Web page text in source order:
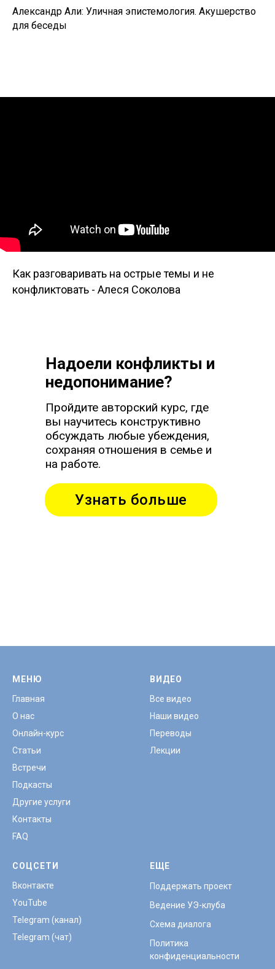
Александр Али: Уличная эпистемология. Акушерство
для беседы
Как разговаривать на острые темы и не
конфликтовать - Алеся Соколова
Пройдите авторский курс, где
вы научитесь конструктивно
обсуждать любые убеждения,
сохраняя отношения в семье и
на работе.
Узнать больше
Надоели конфликты и
недопонимание?
МЕНЮ
Главная
О нас
Онлайн-курс
Статьи
Встречи
Подкасты
Другие услуги
Контакты
FAQ
ВИДЕО
Все видео
Наши видео
Переводы
Лекции
СОЦСЕТИ
Вконтакте
YouTube
Telegram (канал)
Telegram (чат)
ЕЩЕ
Поддержать проект
Ведение УЭ-клуба
Схема диалога
Политика
конфиденциальности